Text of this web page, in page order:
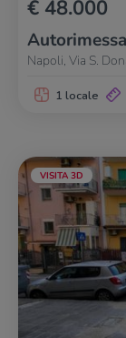
€ 48.000
Napoli, Via S.
1 locale
VISITA 3D